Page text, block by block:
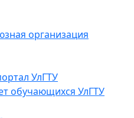
организация
УлГТУ
обучающихся УлГТУ